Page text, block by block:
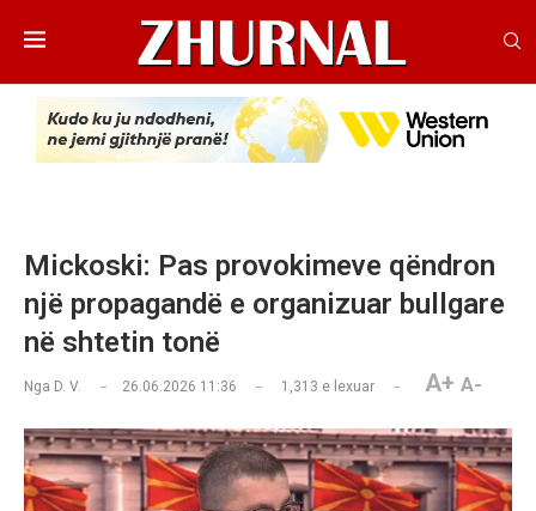
Mickoski: Pas provokimeve qëndron
një propagandë e organizuar bullgare
në shtetin tonë
Nga D. V. 26.06.2026 11:36 1,313 e lexuar A+ A-